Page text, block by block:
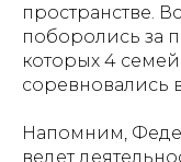
пространстве.
поборолись за
которых 4
соревновались
Напомним,
ведет